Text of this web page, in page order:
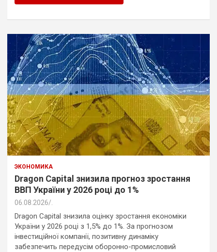
ЭКОНОМИКА
Dragon Capital знизила прогноз зростання
ВВП України у 2026 році до 1%
06.08.2026
Dragon Capital знизила оцінку зростання економіки
України у 2026 році з 1,5% до 1%. За прогнозом
інвестиційної компанії, позитивну динаміку
забезпечить передусім оборонно-промисловий